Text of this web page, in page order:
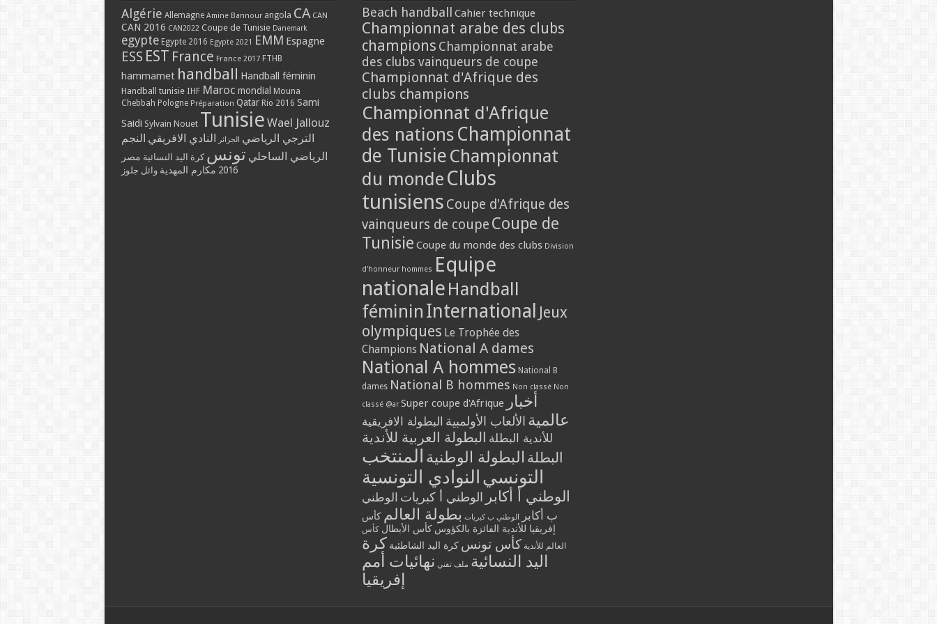
Algérie Allemagne Amine Bannour angola CA CAN
CAN 2016 CAN2022 Coupe de Tunisie Danemark
egypte Egypte 2016 Egypte 2021 EMM Espagne
ESS EST France France 2017 FTHB
hammamet handball Handball féminin
Handball tunisie IHF Maroc mondial Mouna
Chebbah Pologne Préparation Qatar Rio 2016 Sami
Saidi Sylvain Nouet Tunisie Wael Jallouz
الترجي الرياضي الجزائر النادي الافريقي النجم
الرياضي الساحلي تونس كرة اليد النسائية مصر
2016 مكارم المهدية وائل جلوز
Beach handball Cahier technique
Championnat arabe des clubs
champions Championnat arabe
des clubs vainqueurs de coupe
Championnat d'Afrique des
clubs champions
Championnat d'Afrique
des nations Championnat
de Tunisie Championnat
du monde Clubs
tunisiens Coupe d'Afrique des
vainqueurs de coupe Coupe de
Tunisie Coupe du monde des clubs Division
d'honneur hommes Equipe
nationale Handball
féminin International Jeux
olympiques Le Trophée des
Champions National A dames
National A hommes National B
dames National B hommes Non classé Non
classé @ar Super coupe d'Afrique أخبار
عالمية الألعاب الأولمبية البطولة الافريقية
للأندية البطلة البطولة العربية للأندية
البطلة البطولة الوطنية المنتخب
التونسي النوادي التونسية
الوطني أ أكابر الوطني أ كبريات الوطني
ب أكابر
الوطني ب كبريات بطولة العالم كأس
إفريقيا للأندية الفائزة بالكؤوس كأس الأبطال كأس
العالم للأندية كأس تونس كرة اليد الشاطئية كرة
اليد النسائية ملف تقني نهائيات أمم
إفريقيا